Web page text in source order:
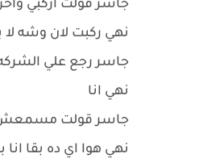
جاسر قولت اركبي
نهي ركبت لان وشه لا
جاسر رجع علي
نهي انا
جاسر قولت مسمعش
نهي هوا اي ده بقا